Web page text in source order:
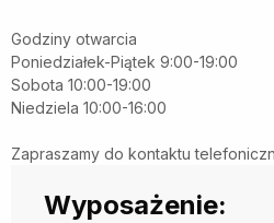
Godziny otwarcia
Poniedziałek-Piątek 9:00-19:00
Sobota 10:00-19:00
Niedziela 10:00-16:00
Zapraszamy do kontaktu
Wyposażenie: